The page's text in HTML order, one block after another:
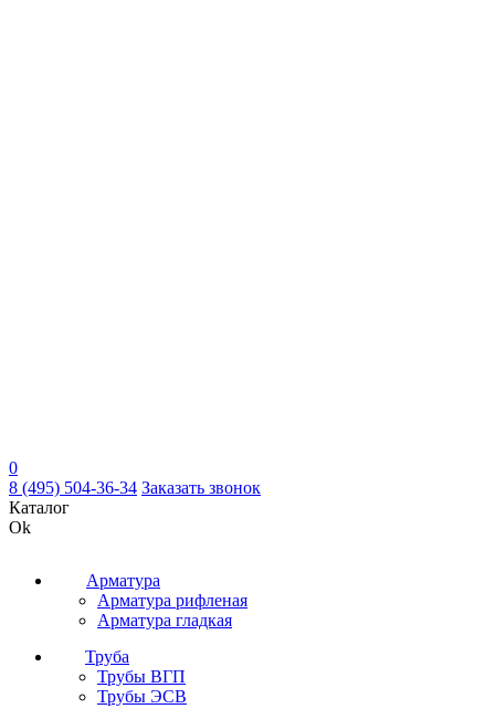
0
8 (495) 504-36-34 Заказать звонок
Каталог
Ok
Арматура
Арматура рифленая
Арматура гладкая
Труба
Трубы ВГП
Трубы ЭСВ